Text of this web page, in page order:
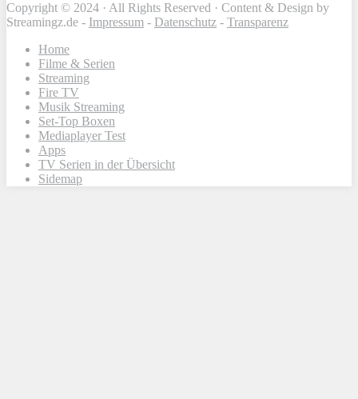
Copyright © 2024 · All Rights Reserved · Content & Design by
Streamingz.de - Impressum - Datenschutz - Transparenz
Home
Filme & Serien
Streaming
Fire TV
Musik Streaming
Set-Top Boxen
Mediaplayer Test
Apps
TV Serien in der Übersicht
Sidemap